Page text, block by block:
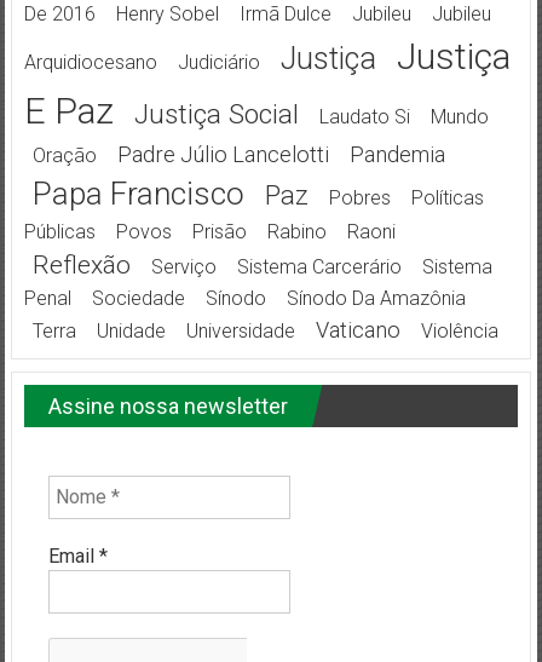
De 2016
Henry Sobel Irmã Dulce Jubileu Jubileu
Arquidiocesano Judiciário Justiça
Justiça
E Paz
Justiça Social Laudato Si
Mundo
Oração
Padre Júlio Lancelotti Pandemia
Papa Francisco Paz Pobres
Políticas
Públicas
Povos Prisão Rabino Raoni
Reflexão Serviço Sistema Carcerário
Sistema
Penal
Sociedade Sínodo
Sínodo Da Amazônia
Terra
Unidade Universidade Vaticano Violência
Assine nossa newsletter
Email *